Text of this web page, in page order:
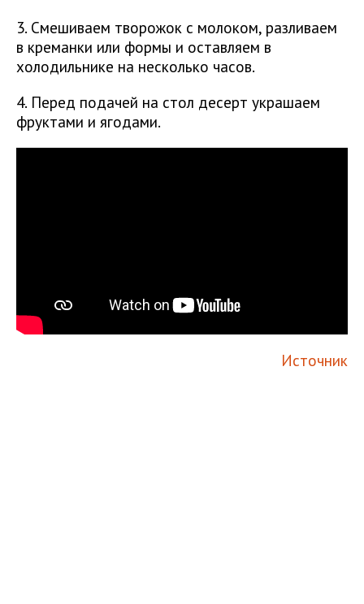
3. Смешиваем творожок с молоком, разливаем
в креманки или формы и оставляем в
холодильнике на несколько часов.
4. Перед подачей на стол десерт украшаем
фруктами и ягодами.
Источник